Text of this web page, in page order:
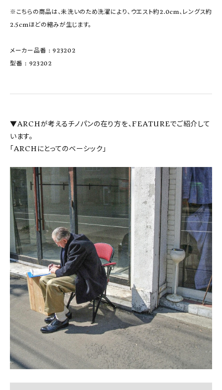
※こちらの商品は、未洗いのため洗濯により、ウエスト約2.0cm、レングス約
2.5cmほどの縮みが生じます。
メーカー品番 : 923202
型番 : 923202
▼ARCHが考えるチノパンの在り方を、FEATUREでご紹介して
います。
「ARCHにとってのベーシック」